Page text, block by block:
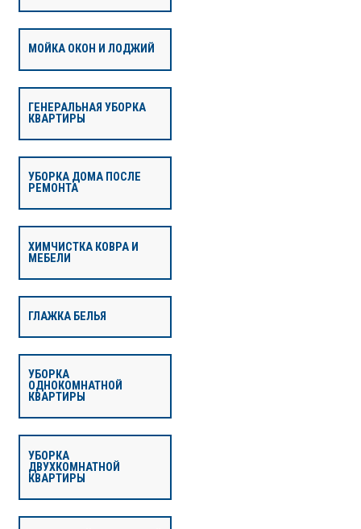
МОЙКА ОКОН И ЛОДЖИЙ
ГЕНЕРАЛЬНАЯ УБОРКА
КВАРТИРЫ
УБОРКА ДОМА ПОСЛЕ
РЕМОНТА
ХИМЧИСТКА КОВРА И
МЕБЕЛИ
ГЛАЖКА БЕЛЬЯ
УБОРКА
ОДНОКОМНАТНОЙ
КВАРТИРЫ
УБОРКА
ДВУХКОМНАТНОЙ
КВАРТИРЫ